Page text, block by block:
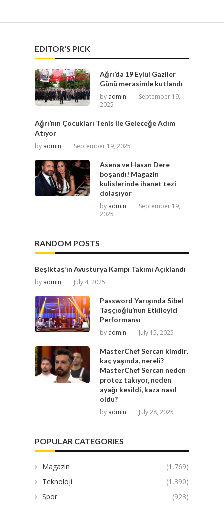
EDITOR'S PICK
Ağrı’da 19 Eylül Gaziler
Günü merasimle kutlandı
by admin
September 19,
2025
Ağrı’nın Çocukları Tenis ile Geleceğe Adım
Atıyor
by admin September 19, 2025
Asena ve Hasan Dere
boşandı! Magazin
kulislerinde ihanet tezi
dolaşıyor
by admin
September 19,
2025
RANDOM POSTS
Beşiktaş’ın Avusturya Kampı Takımı Açıklandı
by admin July 4, 2025
Password Yarışında Sibel
Taşçıoğlu’nun Etkileyici
Performansı
by admin July 15, 2025
MasterChef Sercan kimdir,
kaç yaşında, nereli?
MasterChef Sercan neden
protez takıyor, neden
ayağı kesildi, kaza nasıl
oldu?
by admin July 28, 2025
POPULAR CATEGORIES
Magazin
(1,769)
Teknoloji
(1,390)
Spor
(923)